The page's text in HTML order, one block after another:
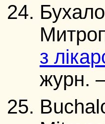
з
журн.